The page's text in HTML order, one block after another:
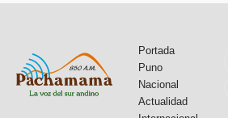
Portada
Puno
Nacional
Actualidad